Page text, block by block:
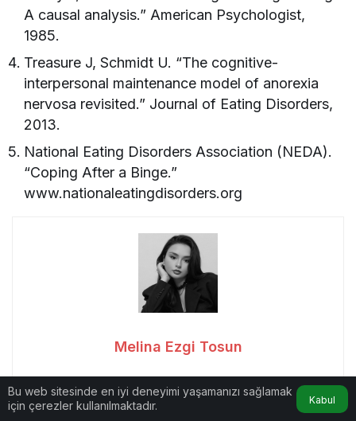
A causal analysis.” American Psychologist,
1985.
Treasure J, Schmidt U. “The cognitive-
interpersonal maintenance model of anorexia
nervosa revisited.” Journal of Eating Disorders,
2013.
National Eating Disorders Association (NEDA).
“Coping After a Binge.”
www.nationaleatingdisorders.org
Melina Ezgi Tosun
Diyetisyen Melina Ezgi Tosun, Kıbrıs Sağlık ve Toplum
Bilimleri Üniversitesi Beslenme ve Diyetetik Bölümünden
yüksek onur derecesi ile mezun olmuştur. Fatih Sultan
Bu web sitesinde en iyi deneyimi yaşamanızı sağlamak
için çerezler kullanılmaktadır.
Kabul